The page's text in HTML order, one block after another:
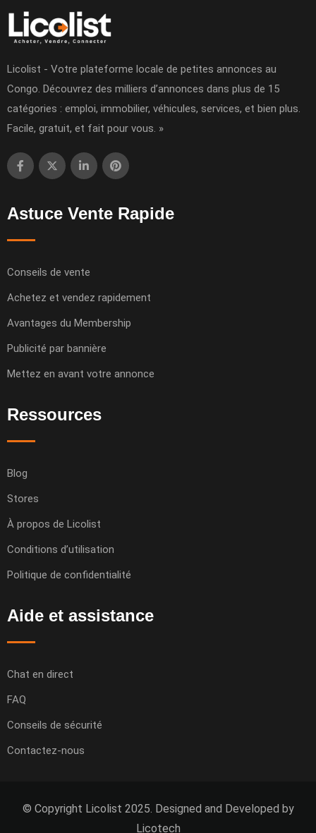
Licolist - Votre plateforme locale de petites annonces au
Congo. Découvrez des milliers d’annonces dans plus de 15
catégories : emploi, immobilier, véhicules, services, et bien plus.
Facile, gratuit, et fait pour vous. »
Astuce Vente Rapide
Conseils de vente
Achetez et vendez rapidement
Avantages du Membership
Publicité par bannière
Mettez en avant votre annonce
Ressources
Blog
Stores
À propos de Licolist
Conditions d’utilisation
Politique de confidentialité
Aide et assistance
Chat en direct
FAQ
Conseils de sécurité
Contactez-nous
© Copyright Licolist 2025. Designed and Developed by
Licotech